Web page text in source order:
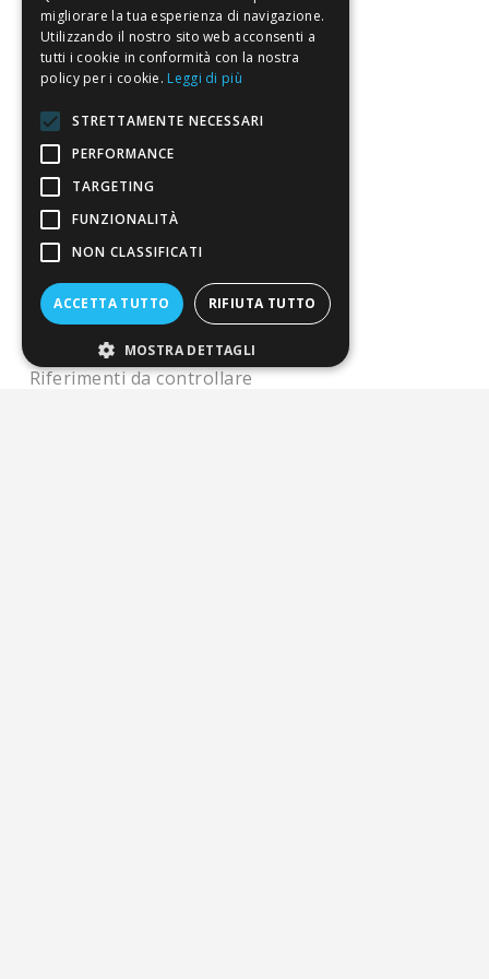
Il blog
Perché fidarti
Chi siamo
Chi Siamo
Sostegno e riconoscimenti
Servizio clienti
Riferimenti da controllare
migliorare la tua esperienza di navigazione.
Utilizzando il nostro sito web acconsenti a
tutti i cookie in conformità con la nostra
policy per i cookie. Leggi di più
STRETTAMENTE NECESSARI
PERFORMANCE
TARGETING
FUNZIONALITÀ
NON CLASSIFICATI
ACCETTA TUTTO RIFIUTA TUTTO
MOSTRA DETTAGLI